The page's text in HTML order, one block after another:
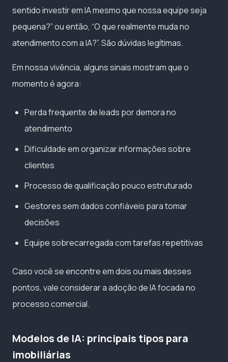
sentido investir em IA mesmo que nossa equipe seja
pequena?” ou então, “O que realmente muda no
atendimento com a IA?”. São dúvidas legítimas.
Em nossa vivência, alguns sinais mostram que o
momento é agora:
Perda frequente de leads por demora no
atendimento
Dificuldade em organizar informações sobre
clientes
Processo de qualificação pouco estruturado
Gestores sem dados confiáveis para tomar
decisões
Equipe sobrecarregada com tarefas repetitivas
Caso você se encontre em dois ou mais desses
pontos, vale considerar a adoção de IA focada no
processo comercial.
Modelos de IA: principais tipos para
imobiliárias